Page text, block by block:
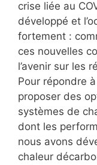
crise liée au
développé et
fortement :
ces nouvelles
l’avenir sur les
Pour répondre
proposer des
systèmes de
dont les
nous avons
chaleur